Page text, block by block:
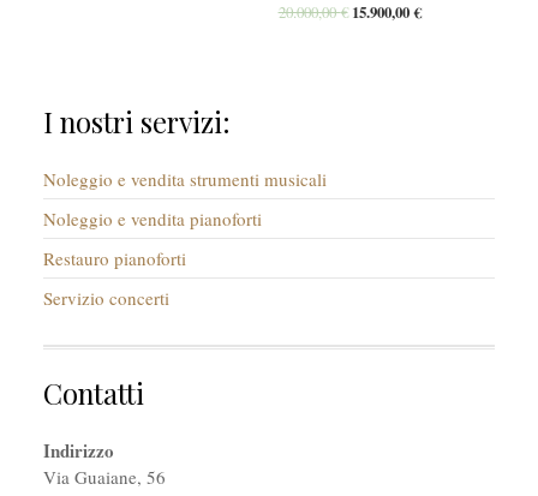
20.000,00€ 15.900,00€
I nostri servizi:
Noleggio e vendita strumenti musicali
Noleggio e vendita pianoforti
Restauro pianoforti
Servizio concerti
Contatti
Indirizzo
Via Guaiane, 56